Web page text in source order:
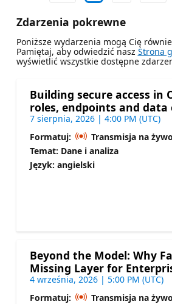
Zdarzenia pokrewne
Poniższe wydarzenia mogą Cię
Pamiętaj, aby odwiedzić nasz Strona
wyświetlić wszystkie dostępne
Building secure access in
roles, endpoints and data
7 sierpnia, 2026 | 4:00 PM (UTC)
Formatuj:
Transmisja na żywo
Temat: Dane i analiza
Język: angielski
Beyond the Model: Why
Missing Layer for
4 września, 2026 | 5:00 PM (UTC)
Formatuj:
Transmisja na żywo